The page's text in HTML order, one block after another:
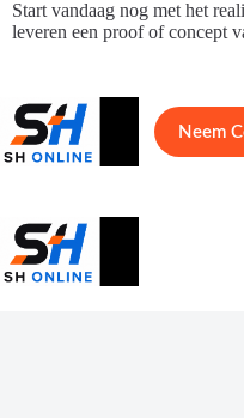
Ga
naar
Start vandaag nog met het
leveren een proof of concept
Neem